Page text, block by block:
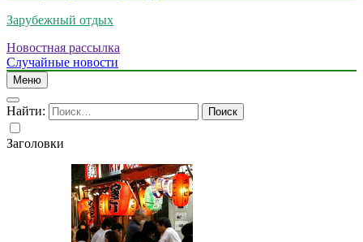
Зарубежный отдых
Новостная рассылка
Случайные новости
Меню
Найти:
Заголовки